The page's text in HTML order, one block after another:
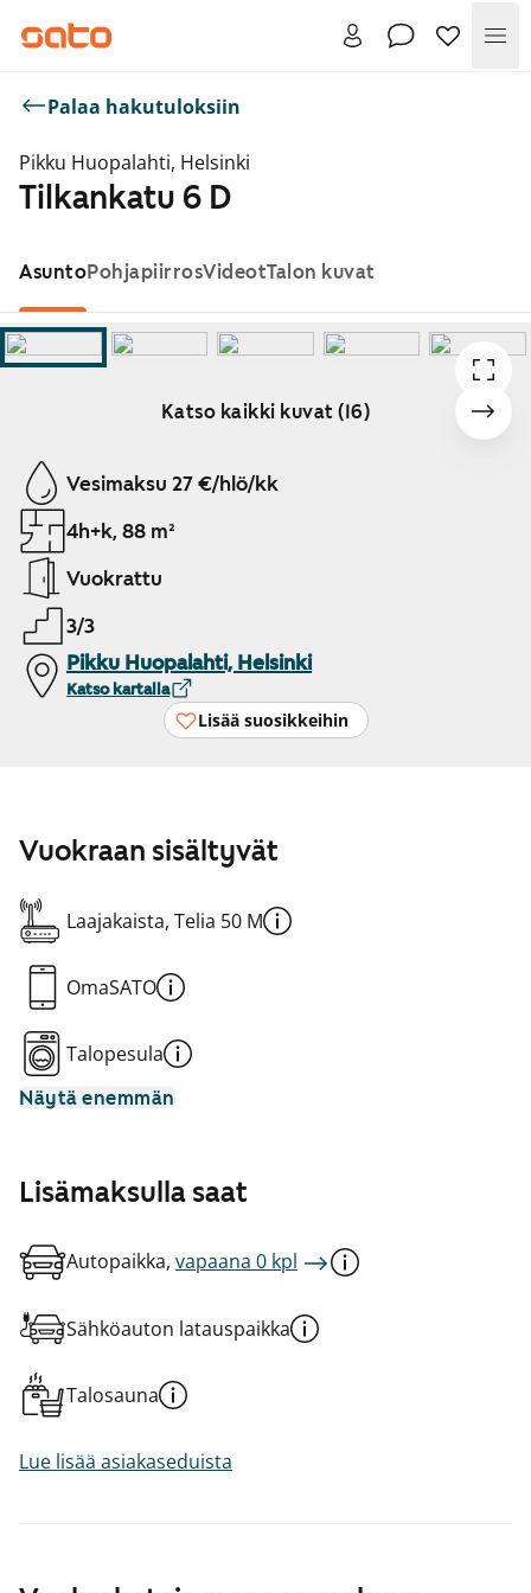
Palaa hakutuloksiin
Pikku Huopalahti, Helsinki
Tilkankatu 6 D
AsuntoPohjapiirrosVideotTalon kuvat
Katso kaikki kuvat (16)
Näytetään dia 1 / 16
Vesimaksu 27 €/hlö/kk
4h+k, 88 m²
Vuokrattu
3/3
Pikku Huopalahti, Helsinki
Katso kartalla
Lisää suosikkeihin
Vuokraan sisältyvät
Laajakaista, Telia 50 M
OmaSATO
Talopesula
Näytä enemmän
Lisämaksulla saat
Autopaikka, vapaana 0 kpl
Sähköauton latauspaikka
Talosauna
Lue lisää asiakaseduista